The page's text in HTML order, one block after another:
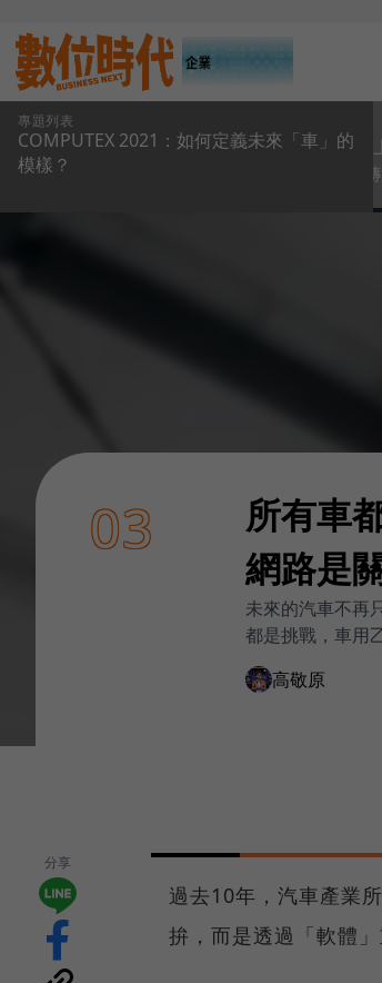
專題列表
COMPUTEX 2021：如何定義未來「車」的
模樣？
汽車產業走
「iPhone
03
所有車
網路是
未來的汽車不再
都是挑戰，車用
高敬原
分享
過去10年，汽車產業
拚，而是透過「軟體